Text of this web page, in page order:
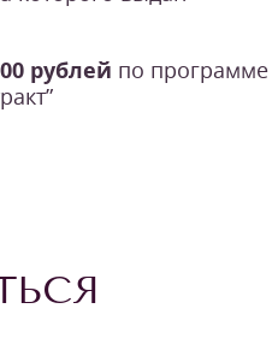
рублей по программе